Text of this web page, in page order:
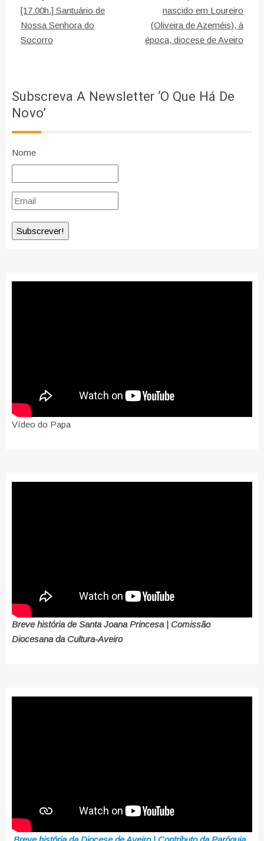
[17.00h.] Santuário de
Nossa Senhora do
Socorro
nascido em Loureiro
(Oliveira de Azeméis), à
época, diocese de Aveiro
Subscreva A Newsletter ‘O Que Há De
Novo’
Nome
Vídeo do Papa
Breve história de Santa Joana Princesa | Comissão
Diocesana da Cultura-Aveiro